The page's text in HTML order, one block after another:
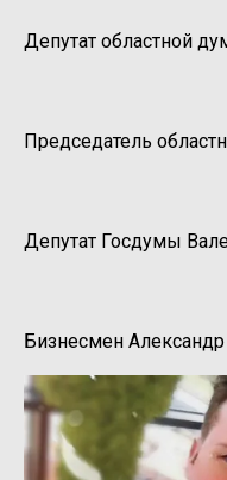
Депутат областной
Председатель
Депутат Госдумы
Бизнесмен